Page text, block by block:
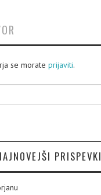
se morateprijaviti.
PRISPEVKI